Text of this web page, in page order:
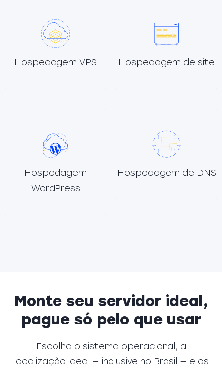
Hospedagem VPS Hospedagem de site
Hospedagem
WordPress
Hospedagem de DNS
Monte seu servidor ideal,
pague só pelo que usar
Escolha o sistema operacional, a
localização ideal — inclusive no Brasil — e os